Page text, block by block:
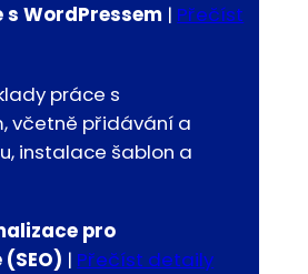
s WordPressem | Přečíst
práce s
včetně přidávání a
instalace šablon a
pro
| Přečíst detaily